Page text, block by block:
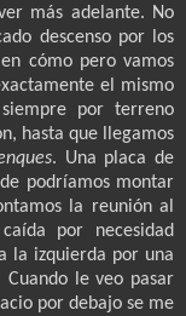
más adelante. No
descenso por los
cómo pero vamos
el mismo
por terreno
hasta que llegamos
. Una placa de
podríamos montar
la reunión al
por necesidad
la izquierda por una
le veo pasar
por debajo se me